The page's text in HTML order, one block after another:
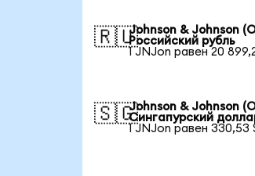
🇷🇺Johnson & Johnson
Российский рубль
1 JNJon равен 20
🇸🇬Johnson & Johnson
Сингапурский
1 JNJon равен 330,53